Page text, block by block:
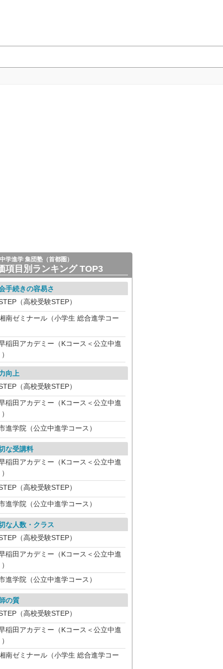
学進学 集団塾（首都圏）
項目別ランキング TOP3
手続きの容易さ
（高校受験STEP）
南ゼミナール（小学生 総合進学コー
稲田アカデミー（Kコース＜公立中進
向上
（高校受験STEP）
稲田アカデミー（Kコース＜公立中進
進学院（公立中進学コース）
な受講料
稲田アカデミー（Kコース＜公立中進
（高校受験STEP）
進学院（公立中進学コース）
な人数・クラス
（高校受験STEP）
稲田アカデミー（Kコース＜公立中進
進学院（公立中進学コース）
の質
（高校受験STEP）
稲田アカデミー（Kコース＜公立中進
南ゼミナール（小学生 総合進学コー